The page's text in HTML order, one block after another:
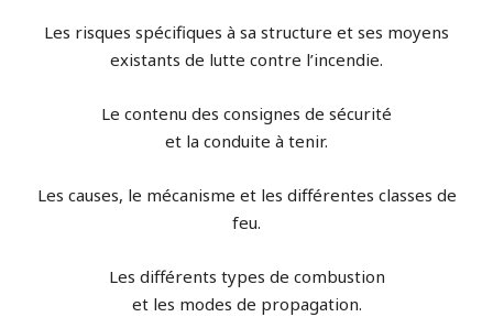
Les risques spécifiques à sa structure et ses moyens
existants de lutte contre l’incendie.
Le contenu des consignes de sécurité
et la conduite à tenir.
Les causes, le mécanisme et les différentes classes de
feu.
Les différents types de combustion
et les modes de propagation.